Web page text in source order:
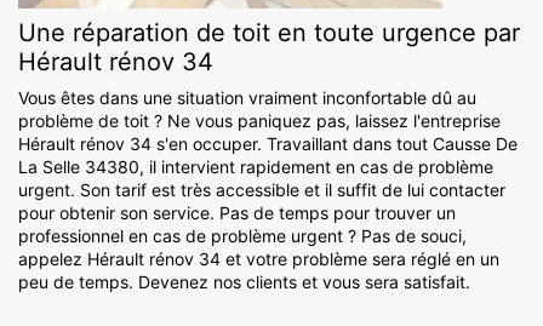
Une réparation de toit en toute urgence par
Hérault rénov 34
Vous êtes dans une situation vraiment inconfortable dû au
problème de toit ? Ne vous paniquez pas, laissez l'entreprise
Hérault rénov 34 s'en occuper. Travaillant dans tout Causse De
La Selle 34380, il intervient rapidement en cas de problème
urgent. Son tarif est très accessible et il suffit de lui contacter
pour obtenir son service. Pas de temps pour trouver un
professionnel en cas de problème urgent ? Pas de souci,
appelez Hérault rénov 34 et votre problème sera réglé en un
peu de temps. Devenez nos clients et vous sera satisfait.